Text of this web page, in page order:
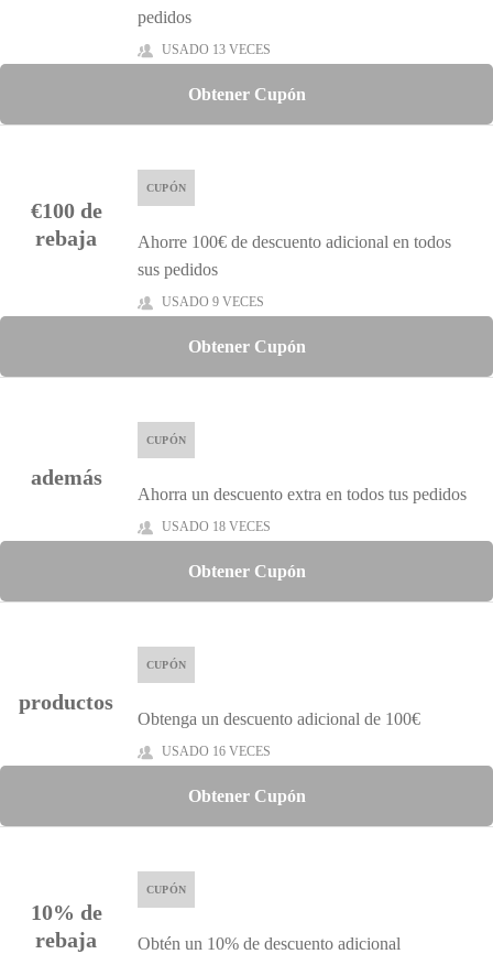
pedidos
USADO 13 VECES
Obtener Cupón
€100 de
rebaja
CUPÓN
Ahorre 100€ de descuento adicional en todos
sus pedidos
USADO 9 VECES
Obtener Cupón
además
CUPÓN
Ahorra un descuento extra en todos tus pedidos
USADO 18 VECES
Obtener Cupón
productos
CUPÓN
Obtenga un descuento adicional de 100€
USADO 16 VECES
Obtener Cupón
10% de
rebaja
CUPÓN
Obtén un 10% de descuento adicional